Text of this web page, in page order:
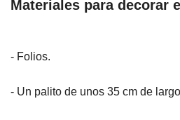
Materiales para decorar
- Folios.
- Un palito de unos 35 cm de